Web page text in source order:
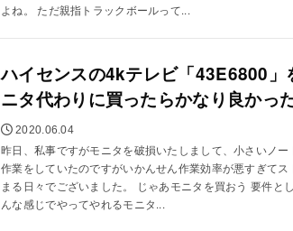
よね。 ただ親指トラックボールって...
ハイセンスの4kテレビ「43E6800」
ニタ代わりに買ったらかなり良かっ
2020.06.04
昨日、私事ですがモニタを破損いたしまして、小さいノー
作業をしていたのですがいかんせん作業効率が悪すぎてス
まる日々でございました。 じゃあモニタを買おう 要件と
んな感じでやってやれるモニタ...